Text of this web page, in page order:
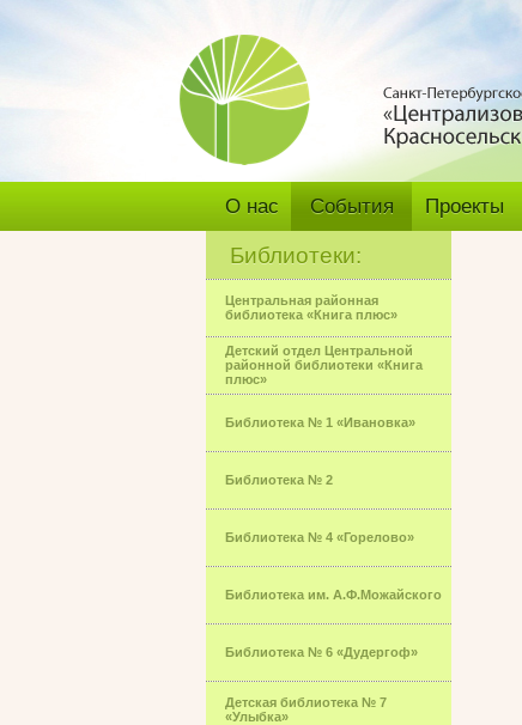
О нас События Проекты
Библиотеки:
Центральная районная
библиотека «Книга плюс»
Детский отдел Центральной
районной библиотеки «Книга
плюс»
Библиотека № 1 «Ивановка»
Библиотека № 2
Библиотека № 4 «Горелово»
Библиотека им. А.Ф.Можайского
Библиотека № 6 «Дудергоф»
Детская библиотека № 7
«Улыбка»